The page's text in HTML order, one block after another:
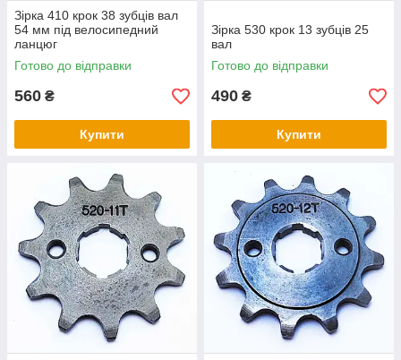
Зірка 410 крок 38 зубців вал
54 мм під велосипедний
ланцюг
Готово до відправки
560 ₴
Купити
Зірка 530 крок 13 зубців 25
вал
Готово до відправки
490 ₴
Купити